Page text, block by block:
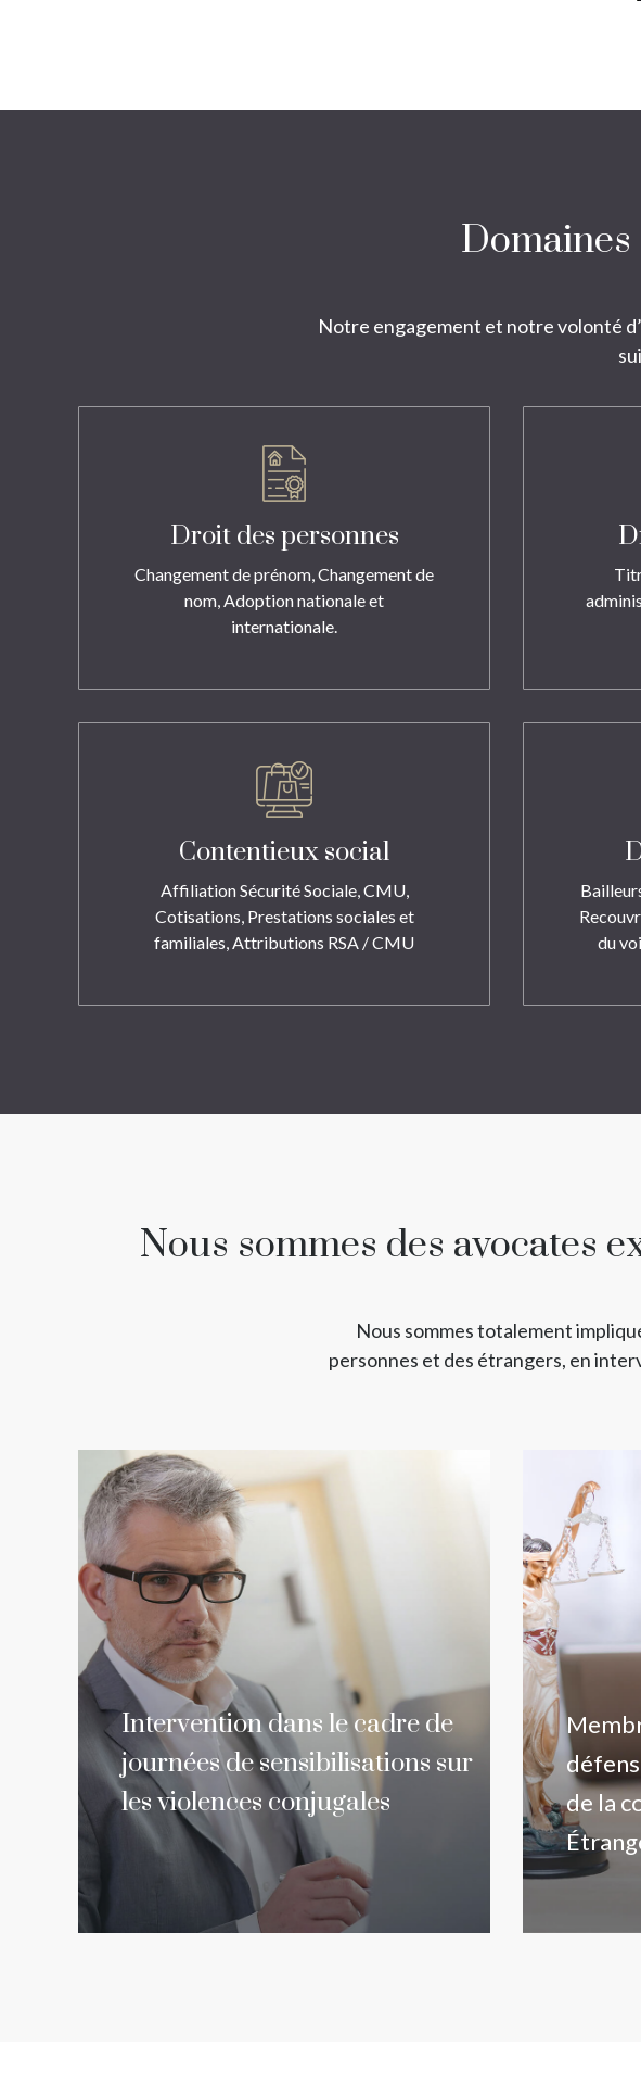
Notre engagement et notre volonté
Droit des personnes
Changement de prénom, Changement de
nom, Adoption nationale et
internationale.
Contentieux social
Affiliation Sécurité Sociale, CMU,
Cotisations, Prestations sociales et
familiales, Attributions RSA / CMU
du
Nous sommes des avocates
Nous sommes totalement
personnes et des étrangers, en
Intervention dans le cadre de
journées de sensibilisations sur
les violences conjugales
de la